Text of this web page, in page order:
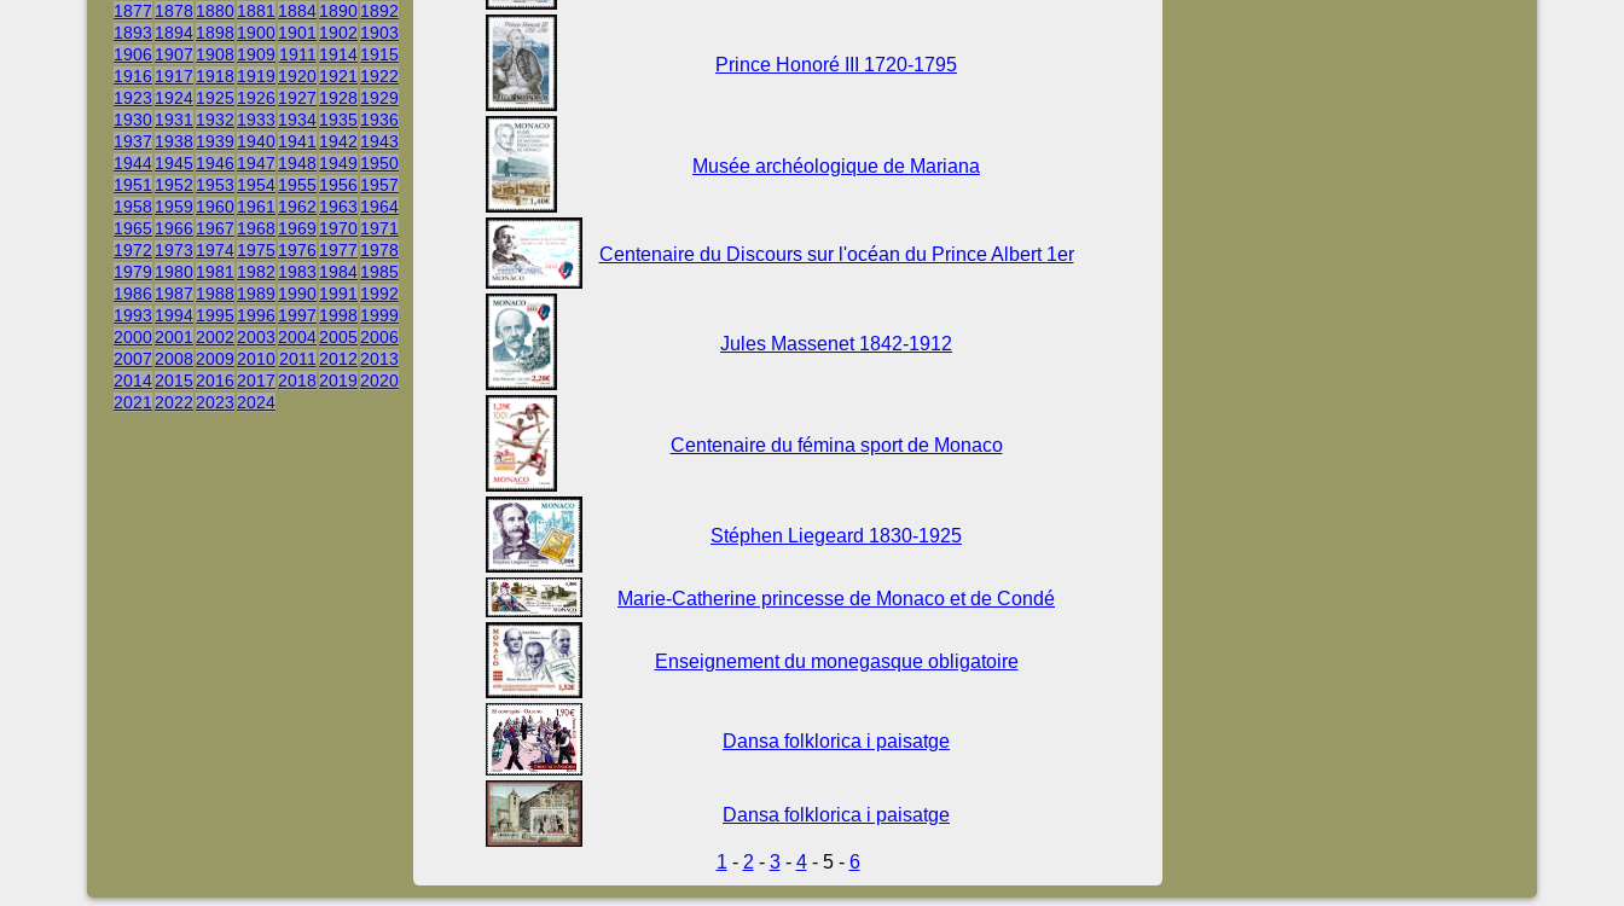
1877 1878 18801881 188418901892
1893 18941898 19001901 1902 1903
1906 1907 1908 1909 1911 19141915
1916 1917 1918 1919 19201921 1922
1923 19241925 1926 1927 1928 1929
19301931 1932 1933 19341935 1936
1937 1938 1939 19401941 1942 1943
19441945 1946 1947 1948 1949 1950
1951 1952 1953 19541955 1956 1957
1958 1959 19601961 1962 1963 1964
1965 1966 1967 1968 1969 19701971
1972 1973 19741975 1976 1977 1978
1979 19801981 1982 1983 19841985
1986 1987 1988 1989 19901991 1992
1993 19941995 1996 1997 1998 1999
20002001 2002 2003 20042005 2006
2007 2008 2009 2010 2011 2012 2013
20142015 2016 2017 2018 2019 2020
2021 2022 2023 2024
Prince Honoré III 1720-1795
Musée archéologique de Mariana
Centenaire du Discours sur l'océan du Prince Albert 1er
Jules Massenet 1842-1912
Centenaire du fémina sport de Monaco
Stéphen Liegeard 1830-1925
Marie-Catherine princesse de Monaco et de Condé
Enseignement du monegasque obligatoire
Dansa folklorica i paisatge
Dansa folklorica i paisatge
1 - 2 - 3- 4- 5 - 6